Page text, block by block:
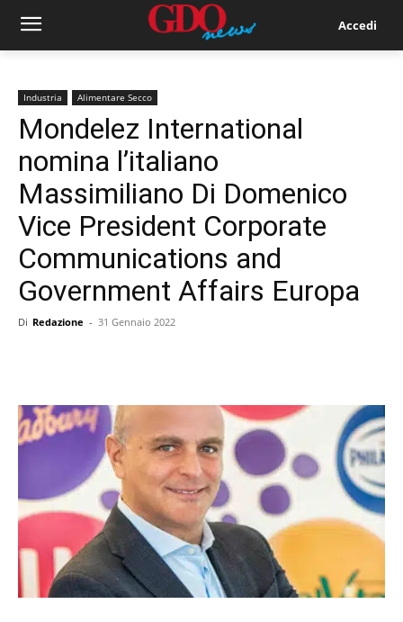
Accedi
Industria Alimentare Secco
Mondelez International
nomina l’italiano
Massimiliano Di Domenico
Vice President Corporate
Communications and
Government Affairs Europa
Di Redazione - 31 Gennaio 2022